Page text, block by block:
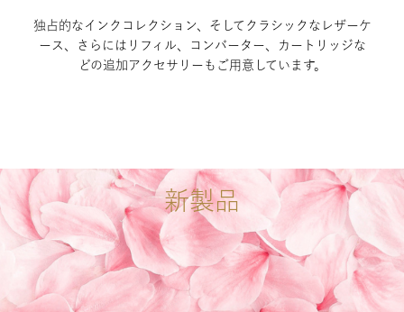
独占的なインクコレクション、そしてクラシックなレザーケ
ース、さらにはリフィル、コンバーター、カートリッジな
どの追加アクセサリーもご用意しています。
新製品